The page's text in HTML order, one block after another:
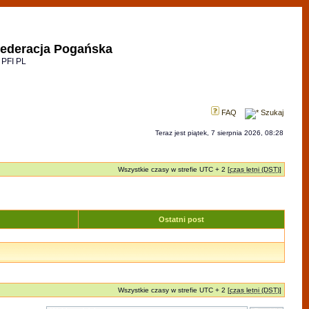
Pogańska
PL
FAQ Szukaj
Teraz jest piątek, 7 sierpnia 2026, 08:28
Wszystkie czasy w strefie UTC + 2 [czas letni (DST)]
Ostatni post
Wszystkie czasy w strefie UTC + 2 [czas letni (DST)]